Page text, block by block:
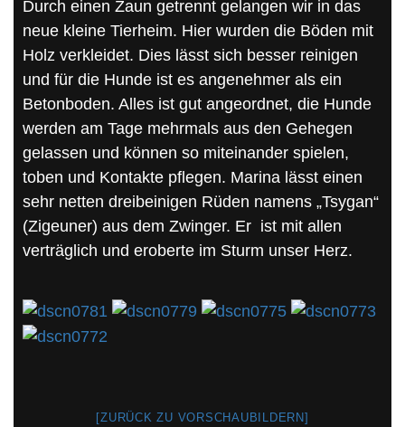
Durch einen Zaun getrennt gelangen wir in das
neue kleine Tierheim. Hier wurden die Böden mit
Holz verkleidet. Dies lässt sich besser reinigen
und für die Hunde ist es angenehmer als ein
Betonboden. Alles ist gut angeordnet, die Hunde
werden am Tage mehrmals aus den Gehegen
gelassen und können so miteinander spielen,
toben und Kontakte pflegen. Marina lässt einen
sehr netten dreibeinigen Rüden namens „Tsygan“
(Zigeuner) aus dem Zwinger. Er ist mit allen
verträglich und eroberte im Sturm unser Herz.
[ZURÜCK ZU VORSCHAUBILDERN]